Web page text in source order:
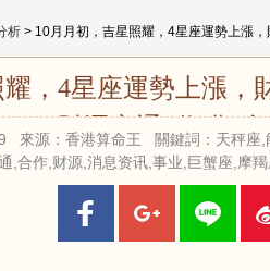
析 > 10月月初，吉星照耀，4星座運勢上漲
，4星座運勢上漲，
財運亨通_收獲_
來源：香港算命王 關鍵詞：天秤座,
,合作,财源,消息资讯,事业,巨蟹座,摩